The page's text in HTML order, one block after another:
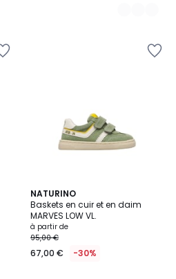
NATURINO
Baskets en cuir et en daim
MARVES LOW VL.
à partir de
95,00 €
67,00 € -30%
2
Couleurs